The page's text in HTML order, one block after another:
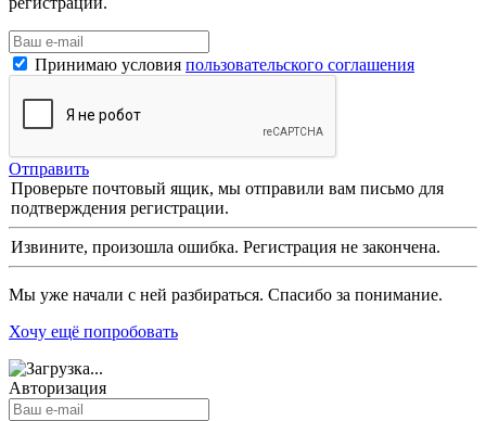
Принимаю условия пользовательского соглашения
Отправить
Проверьте почтовый ящик, мы отправили вам письмо для
подтверждения регистрации.
Извините, произошла ошибка. Регистрация не закончена.
Мы уже начали с ней разбираться. Спасибо за понимание.
Хочу ещё попробовать
Авторизация